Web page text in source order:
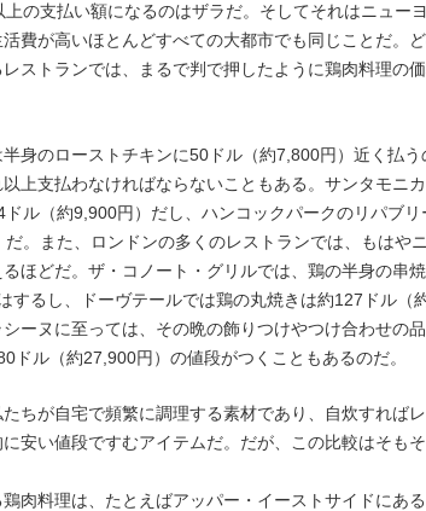
の支払い額になるのはザラだ。そしてそれはニュー
費が高いほとんどすべての大都市でも同じことだ。
ストランでは、まるで判で押したように鶏肉料理の
身のローストチキンに50ドル（約7,800円）近く払う
上支払わなければならないこともある。サンタモニ
ドル（約9,900円）だし、ハンコックパークのリパブリ
だ。また、ロンドンの多くのレストランでは、もはや
ほどだ。ザ・コノート・グリルでは、鶏の半身の串
するし、ドーヴテールでは鶏の丸焼きは約127ドル（
ーヌに至っては、その晩の飾りつけやつけ合わせの
ドル（約27,900円）の値段がつくこともあるのだ。
ちが自宅で頻繁に調理する素材であり、自炊すれば
安い値段ですむアイテムだ。だが、この比較はそも
肉料理は、たとえばアッパー・イーストサイドにあ